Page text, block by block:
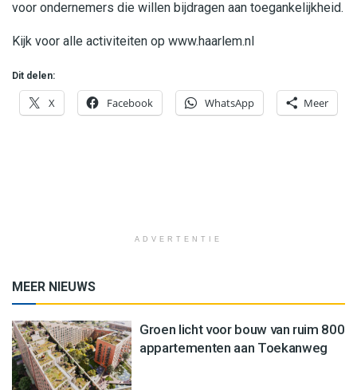
voor ondernemers die willen bijdragen aan toegankelijkheid.
Kijk voor alle activiteiten op www.haarlem.nl
Dit delen:
X Facebook WhatsApp Meer
ADVERTENTIE
MEER NIEUWS
Groen licht voor bouw van ruim 800
appartementen aan Toekanweg